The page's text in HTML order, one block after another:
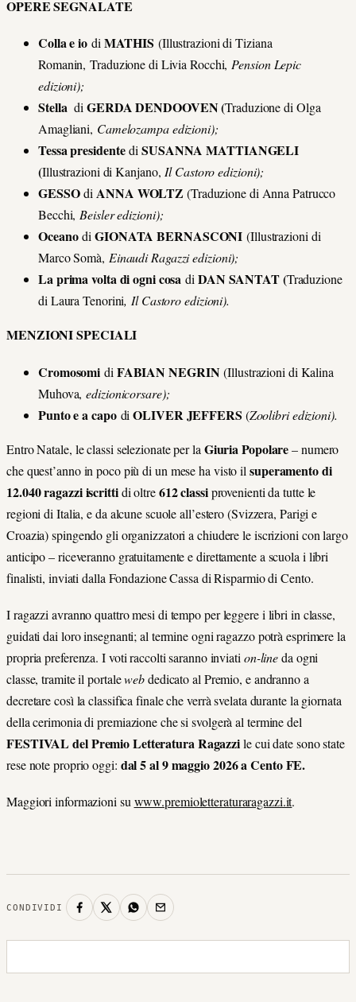
OPERE SEGNALATE
Colla e io diMATHIS (Illustrazioni di Tiziana
Romanin, Traduzione di Livia Rocchi,Pension Lepic
edizioni);
StelladiGERDA DENDOOVEN (Traduzione di Olga
Amagliani, Camelozampa edizioni);
Tessa presidentediSUSANNA MATTIANGELI
(Illustrazioni di Kanjano,Il Castoro edizioni);
GESSOdiANNA WOLTZ(Traduzione di Anna Patrucco
Becchi,Beisler edizioni);
OceanodiGIONATA BERNASCONI(Illustrazioni di
Marco Somà, Einaudi Ragazzi edizioni);
La prima volta di ogni cosadiDAN SANTAT (Traduzione
di Laura Tenorini, Il Castoro edizioni).
MENZIONI SPECIALI
Cromosomi di FABIAN NEGRIN(Illustrazioni di Kalina
Muhova,edizionicorsare);
Punto e a capo diOLIVER JEFFERS (Zoolibri edizioni).
Entro Natale, le classi selezionate per la Giuria Popolare– numero
che quest’anno in poco più di un mese ha visto il superamento di
12.040 ragazzi iscrittidi oltre612 classiprovenienti da tutte le
regioni di Italia, e da alcune scuole all’estero (Svizzera, Parigi e
Croazia) spingendo gli organizzatori a chiudere le iscrizioni con largo
anticipo – riceveranno gratuitamente e direttamente a scuola i libri
finalisti, inviati dalla Fondazione Cassa di Risparmio di Cento.
I ragazzi avranno quattro mesi di tempo per leggere i libri in classe,
guidati dai loro insegnanti; al termine ogni ragazzo potrà esprimere la
propria preferenza. I voti raccolti saranno inviati on-lineda ogni
classe, tramite il portalewebdedicato al Premio, e andranno a
decretare così la classifica finale che verrà svelata durante la giornata
della cerimonia di premiazione che si svolgerà al termine del
FESTIVAL del Premio Letteratura Ragazzile cui date sono state
rese note proprio oggi: dal 5 al 9 maggio 2026 a Cento FE.
Maggiori informazioni su www.premioletteraturaragazzi.it.
CONDIVIDI